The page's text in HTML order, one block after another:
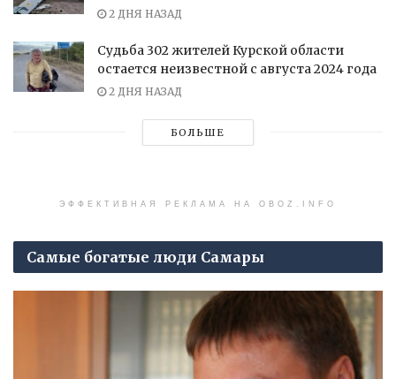
2 ДНЯ НАЗАД
Судьба 302 жителей Курской области
остается неизвестной с августа 2024 года
2 ДНЯ НАЗАД
БОЛЬШЕ
ЭФФЕКТИВНАЯ РЕКЛАМА НА OBOZ.INFO
Самые богатые люди Самары